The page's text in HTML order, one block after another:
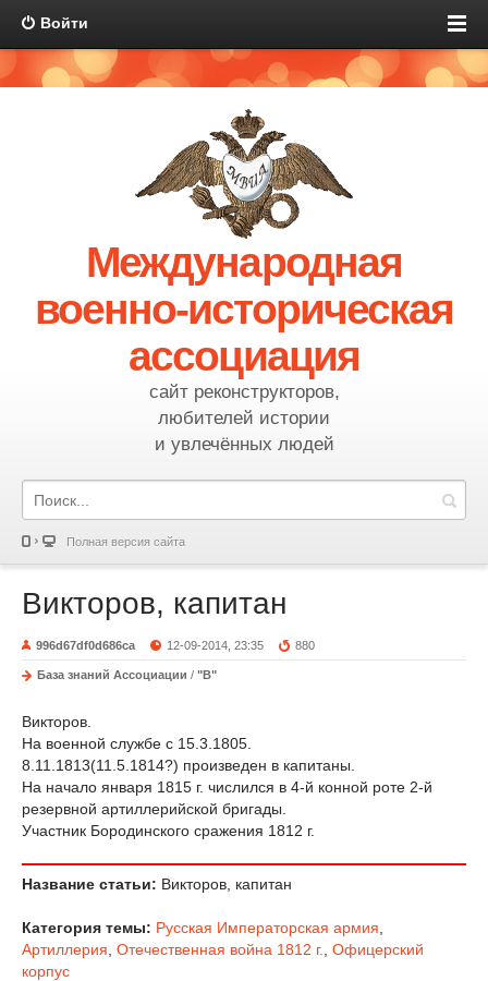
Войти
Международная
военно-историческая
ассоциация
сайт реконструкторов,
любителей истории
и увлечённых людей
Полная версия сайта
Викторов, капитан
996d67df0d686ca 12-09-2014, 23:35 880
База знаний Ассоциации / "В"
Викторов.
На военной службе с 15.3.1805.
8.11.1813(11.5.1814?) произведен в капитаны.
На начало января 1815 г. числился в 4-й конной роте 2-й
резервной артиллерийской бригады.
Участник Бородинского сражения 1812 г.
Название статьи: Викторов, капитан
Категория темы: Русская Императорская армия
Артиллерия Отечественная война 1812 г.
Офицерский
корпус